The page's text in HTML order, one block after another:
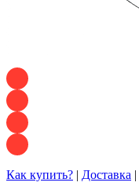
Как купить? | Доставка |